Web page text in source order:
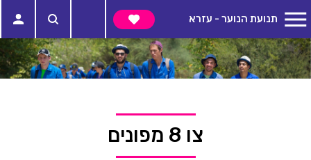
תנועת הנוער - עזרא
צו 8 מפונים